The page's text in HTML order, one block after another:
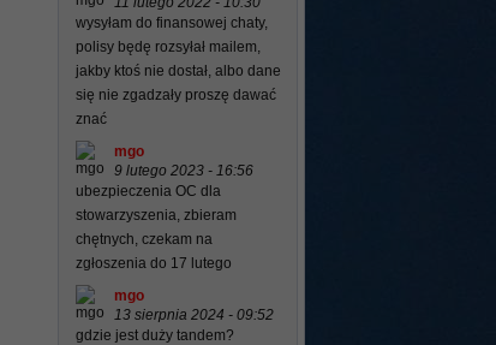
wysyłam do finansowej chaty,
polisy będę rozsyłał mailem,
jakby ktoś nie dostał, albo dane
się nie zgadzały proszę dawać
znać
mgo
9 lutego 2023 - 16:56
ubezpieczenia OC dla
stowarzyszenia, zbieram
chętnych, czekam na
zgłoszenia do 17 lutego
mgo
13 sierpnia 2024 - 09:52
gdzie jest duży tandem?